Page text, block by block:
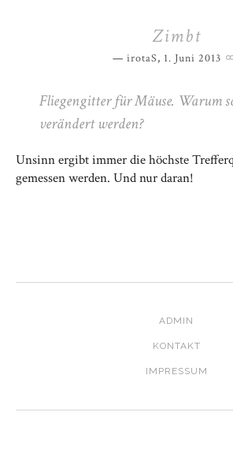
Zimbt
irotaS, 1. Juni 2013
Fliegengitter für Mäuse. Warum
verändert werden?
Unsinn ergibt immer die höchste
gemessen werden. Und nur daran!
ADMIN
KONTAKT
IMPRESSUM